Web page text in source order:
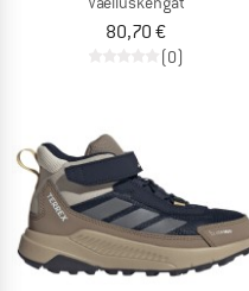
80,70 €
(0)